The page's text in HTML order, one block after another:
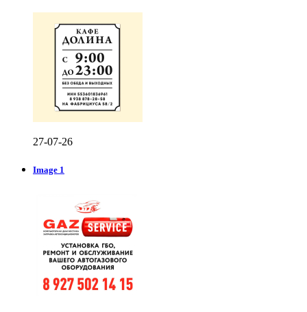
27-07-26
Image 1